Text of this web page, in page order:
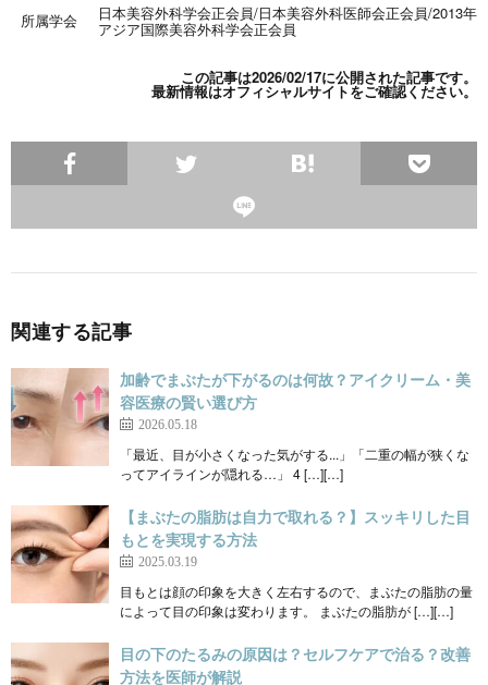
所属学会
日本美容外科学会正会員/日本美容外科医師会正会員/2013年
アジア国際美容外科学会正会員
この記事は2026/02/17に公開された記事です。
最新情報はオフィシャルサイトをご確認ください。
関連する記事
加齢でまぶたが下がるのは何故？アイクリーム・美
容医療の賢い選び方
2026.05.18
「最近、目が小さくなった気がする...」「二重の幅が狭くな
ってアイラインが隠れる…」 4 […][…]
【まぶたの脂肪は自力で取れる？】スッキリした目
もとを実現する方法
2025.03.19
目もとは顔の印象を大きく左右するので、まぶたの脂肪の量
によって目の印象は変わります。 まぶたの脂肪が […][…]
目の下のたるみの原因は？セルフケアで治る？改善
方法を医師が解説